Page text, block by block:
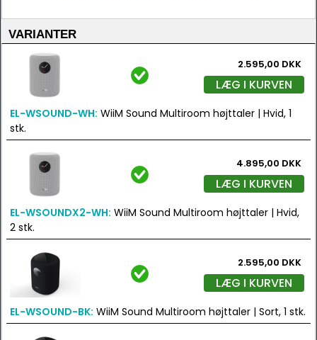
VARIANTER
2.595,00 DKK
LÆG I KURVEN
EL-WSOUND-WH: WiiM Sound Multiroom højttaler | Hvid, 1
stk.
4.895,00 DKK
LÆG I KURVEN
EL-WSOUNDX2-WH: WiiM Sound Multiroom højttaler | Hvid,
2 stk.
2.595,00 DKK
LÆG I KURVEN
EL-WSOUND-BK: WiiM Sound Multiroom højttaler | Sort, 1 stk.